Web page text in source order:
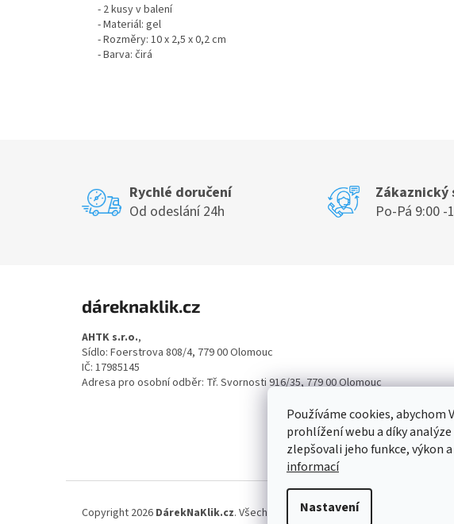
Používáme cookies, abychom
prohlížení webu a díky
zlepšovali jeho funkce, výkon
informací
Nastavení
- 2 kusy v balení
- Materiál: gel
- Rozměry: 10 x 2,5 x 0,2 cm
- Barva: čirá
Rychlé doručení
Od odeslání 24h
Zákaznický
Po-Pá 9:00 -
dáreknaklik.cz
AHTK s.r.o.,
Sídlo: Foerstrova 808/4, 779 00 Olomouc
IČ: 17985145
Adresa pro osobní odběr: Tř. Svornosti 916/35, 779 00 Olomouc
Copyright 2026 DárekNaKlik.cz. Všechna práva vyhrazena.